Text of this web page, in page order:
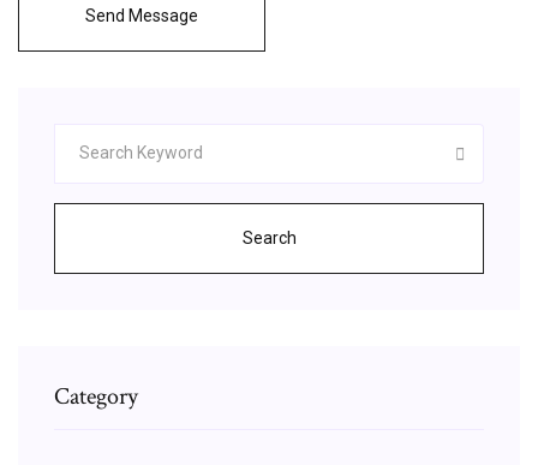
Send Message
Search
Category